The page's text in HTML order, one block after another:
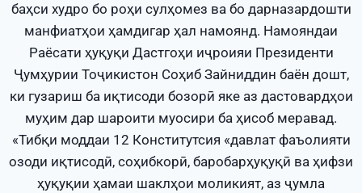
баҳси худро бо роҳи сулҳомез ва бо дарназардошти
манфиатҳои ҳамдигар ҳал намоянд. Намояндаи
Раёсати ҳуқуқи Дастгоҳи иҷроияи Президенти
Ҷумҳурии Тоҷикистон Соҳиб Зайниддин баён дошт,
ки гузариш ба иқтисоди бозорӣ яке аз дастовардҳои
муҳим дар шароити муосири ба ҳисоб меравад.
«Тибқи моддаи 12 Конститутсия «давлат фаъолияти
озоди иқтисодӣ, соҳибкорӣ, баробарҳуқуқӣ ва ҳифзи
ҳуқуқии ҳамаи шаклҳои моликият, аз ҷумла